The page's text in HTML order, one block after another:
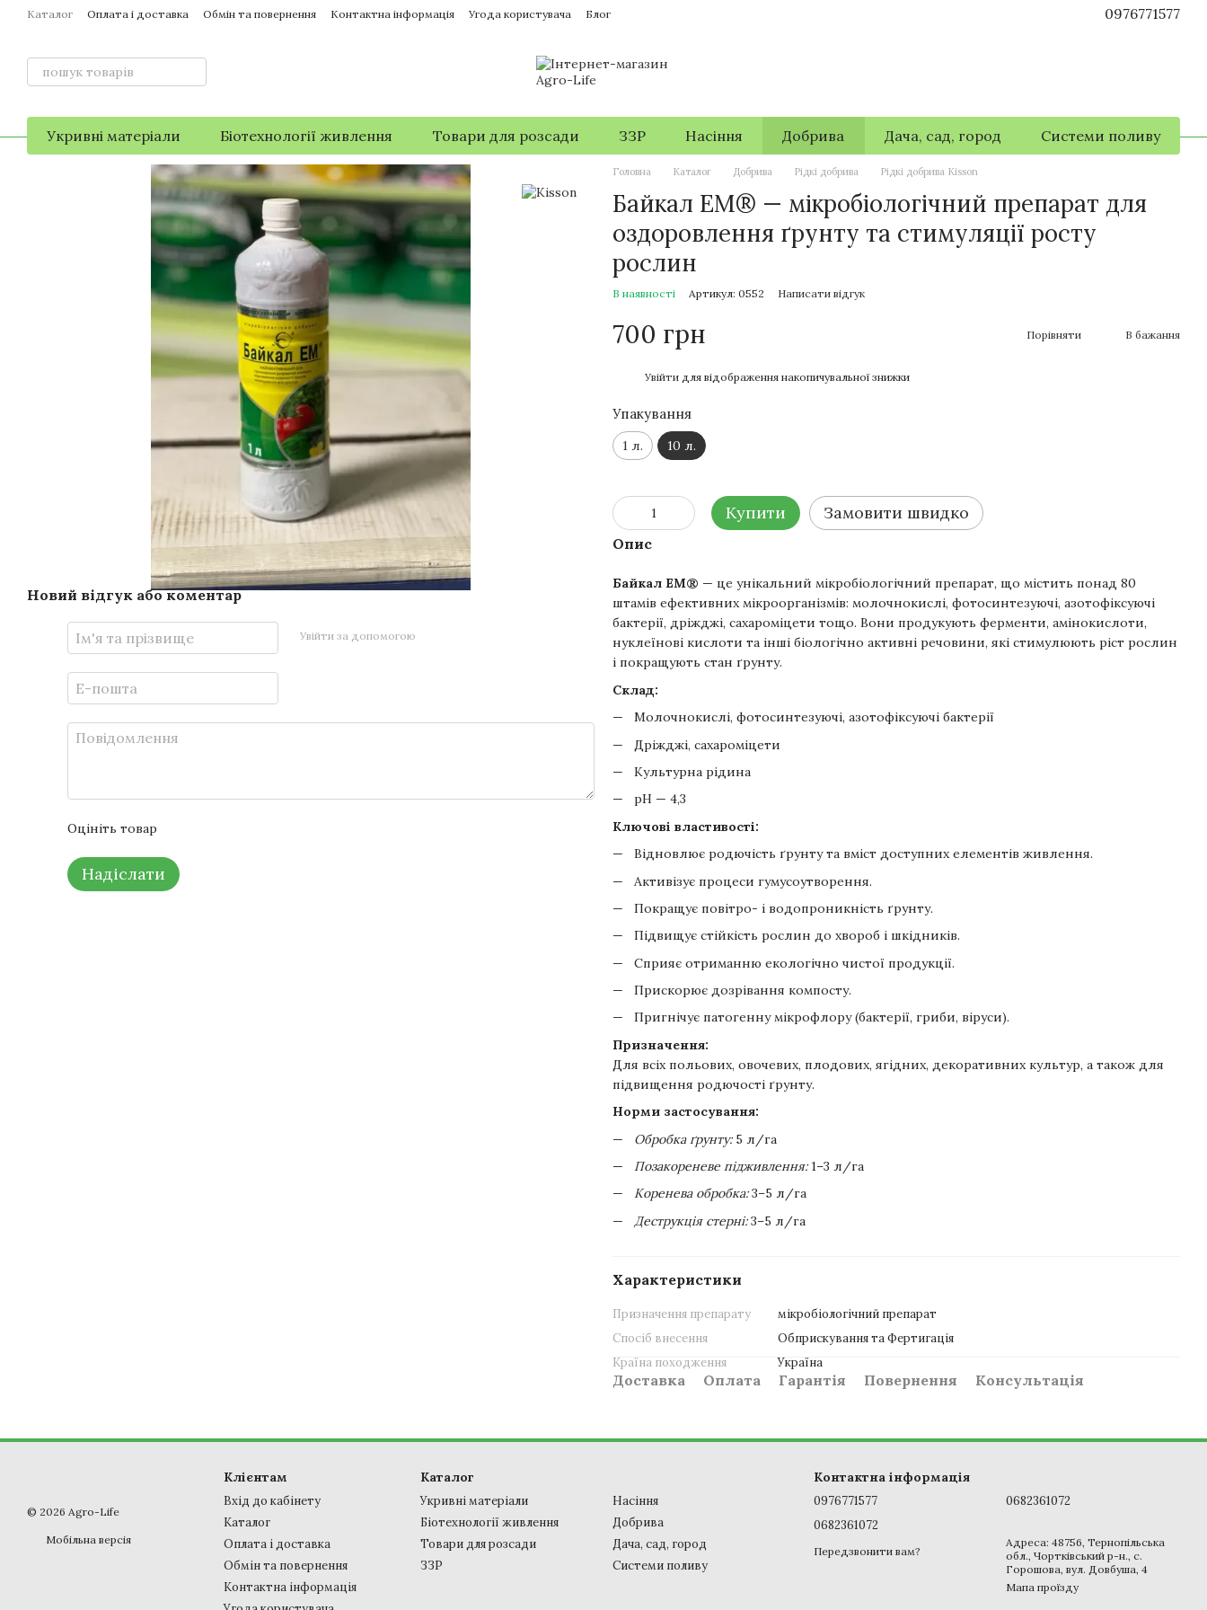
Перейти до основного контенту
Каталог Оплата і доставка Обмін та повернення Контактна інформація Угода користувача Блог 0976771577
Укривні матеріали Біотехнології живлення Товари для розсади ЗЗР Насіння Добрива Дача, сад, город Системи поливу
Новий відгук або коментар
Увійти за допомогою
Оцініть товар
Надіслати
Головна Каталог Добрива Рідкі добрива Рідкі добрива Kisson
Байкал ЕМ® — мікробіологічний препарат для
оздоровлення ґрунту та стимуляції росту
рослин
В наявності Артикул: 0552 Написати відгук
700 грн Порівняти В бажання
Увійти для відображення накопичувальної знижки
Упакування
1 л. 10 л.
Купити Замовити швидко
Опис
Байкал ЕМ® — це унікальний мікробіологічний препарат, що містить понад 80
штамів ефективних мікроорганізмів: молочнокислі, фотосинтезуючі, азотофіксуючі
бактерії, дріжджі, сахароміцети тощо. Вони продукують ферменти, амінокислоти,
нуклеїнові кислоти та інші біологічно активні речовини, які стимулюють ріст рослин
і покращують стан ґрунту.
Склад:
Молочнокислі, фотосинтезуючі, азотофіксуючі бактерії
Дріжджі, сахароміцети
Культурна рідина
pH — 4,3
Ключові властивості:
Відновлює родючість ґрунту та вміст доступних елементів живлення.
Активізує процеси гумусоутворення.
Покращує повітро- і водопроникність ґрунту.
Підвищує стійкість рослин до хвороб і шкідників.
Сприяє отриманню екологічно чистої продукції.
Прискорює дозрівання компосту.
Пригнічує патогенну мікрофлору (бактерії, гриби, віруси).
Призначення:
Для всіх польових, овочевих, плодових, ягідних, декоративних культур, а також для
підвищення родючості ґрунту.
Норми застосування:
Обробка ґрунту:5 л/га
Позакореневе підживлення:1–3 л/га
Коренева обробка:3–5 л/га
Деструкція стерні:3–5 л/га
Характеристики
Призначення препарату
мікробіологічний препарат
Спосіб внесення
Обприскування та Фертигація
Країна походження
Україна
Доставка Оплата Гарантія Повернення Консультація
© 2026 Agro-Life
Мобільна версія
Клієнтам
Вхід до кабінету
Каталог
Оплата і доставка
Обмін та повернення
Контактна інформація
Каталог
Укривні матеріали
Біотехнології живлення
Товари для розсади
ЗЗР
Насіння
Добрива
Дача, сад, город
Системи поливу
Контактна інформація
0976771577
0682361072
Передзвонити вам?
0682361072
Адреса: 48756, Тернопільська
обл., Чортківський р-н., с.
Горошова, вул. Довбуша, 4
Мапа проїзду